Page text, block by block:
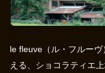
le fleuve（ル・フルー
える、ショコラティエ